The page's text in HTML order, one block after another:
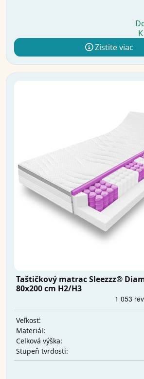
Zistite viac
Taštičkový matrac Sleezzz®
80x200 cm H2/H3
Veľkosť:
Materiál:
Celková výška:
Stupeň tvrdosti: